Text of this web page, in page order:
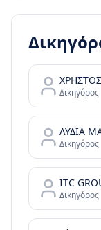
Δικηγόρος
Δικηγόρος
ITC
Δικηγόρος